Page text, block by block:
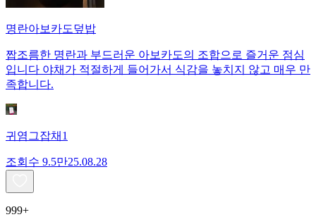
명란아보카도덮밥
짭조름한 명란과 부드러운 아보카도의 조합으로 즐거운 점심
입니다 야채가 적절하게 들어가서 식감을 놓치지 않고 매우 만
족합니다.
귀염그잡채1
조회수 9.5만25.08.28
999+